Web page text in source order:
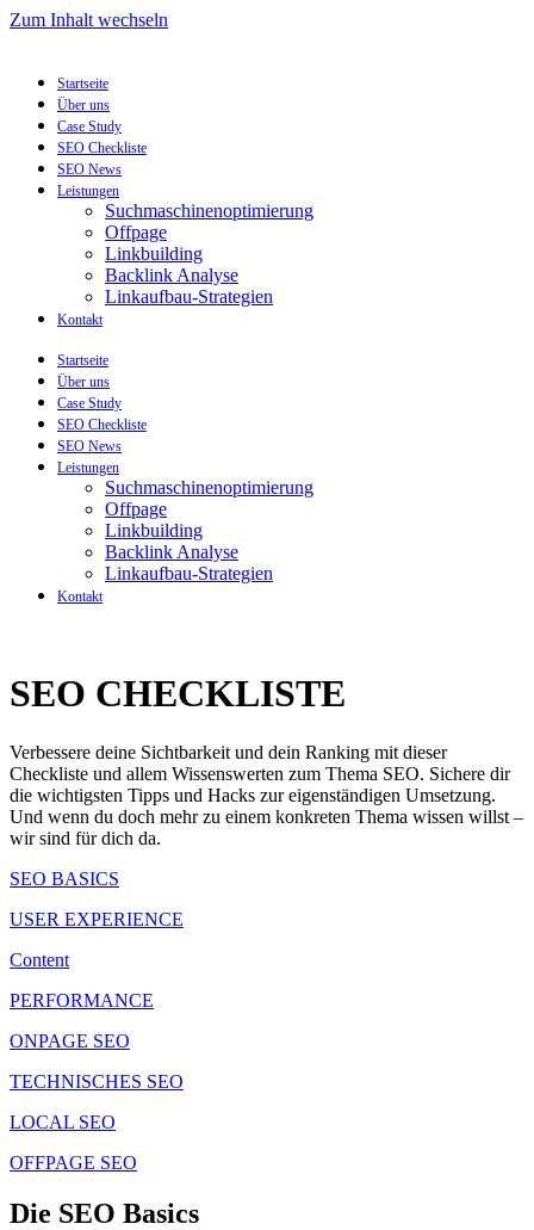
Zum Inhalt wechseln
Startseite
Über uns
Case Study
SEO Checkliste
SEO News
Leistungen
Suchmaschinenoptimierung
Offpage
Linkbuilding
Backlink Analyse
Linkaufbau-Strategien
Kontakt
Startseite
Über uns
Case Study
SEO Checkliste
SEO News
Leistungen
Suchmaschinenoptimierung
Offpage
Linkbuilding
Backlink Analyse
Linkaufbau-Strategien
Kontakt
SEO CHECKLISTE
Verbessere deine Sichtbarkeit und dein Ranking mit dieser
Checkliste und allem Wissenswerten zum Thema SEO. Sichere dir
die wichtigsten Tipps und Hacks zur eigenständigen Umsetzung.
Und wenn du doch mehr zu einem konkreten Thema wissen willst –
wir sind für dich da.
SEO BASICS
USER EXPERIENCE
Content
PERFORMANCE
ONPAGE SEO
TECHNISCHES SEO
LOCAL SEO
OFFPAGE SEO
Die SEO Basics